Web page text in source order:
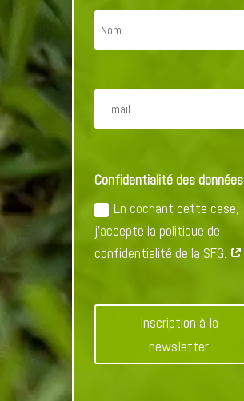
Confidentialité des données
En cochant cette case,
j'accepte la politique de
confidentialité de la SFG.
Inscription à la
newsletter